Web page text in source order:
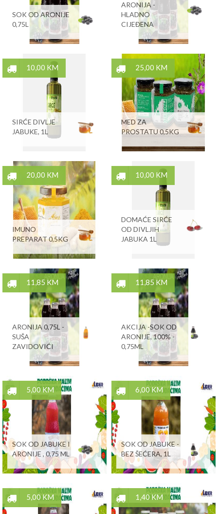
SOK OD ARONIJE
0,75L
ARONIJA -
HLADNO
CIJEĐENA
10,00 KM
SIRĆE DIVLJE
JABUKE, 1L
25,00 KM
MED ZA
PROSTATU 0,5KG
20,00 KM
IMUNO
PREPARAT 0,5KG
10,00 KM
DOMAĆE SIRĆE
OD DIVLJIH
JABUKA 1L
11,85 KM
ARONIJA 0,75L -
SUŠA
ZAVIDOVIĆI
11,85 KM
AKCIJA -SOK OD
ARONIJE, 100% -
0,75ML
5,00 KM
SOK OD JABUKE I
ARONIJE , 0,75 ML
6,00 KM
SOK OD JABUKE -
BEZ ŠEĆERA, 1L
5,00 KM 1,40 KM